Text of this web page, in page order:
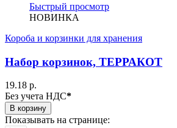
Быстрый просмотр
НОВИНКА
Короба и корзинки для хранения
Набор корзинок, ТЕРРАКОТ
19.18 р.
Без учета НДС*
В корзину
Показывать на странице: